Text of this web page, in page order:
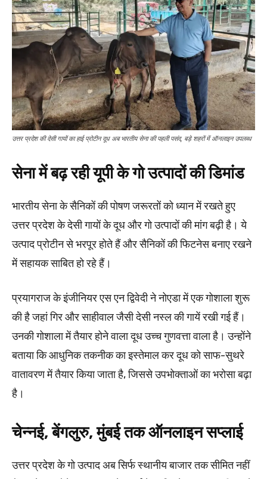
उत्तर प्रदेश की देसी गायों का हाई प्रोटीन दूध अब भारतीय सेना की पहली पसंद, बड़े शहरों में ऑनलाइन उपलब्ध
सेना में बढ़ रही यूपी के गो उत्पादों की डिमांड
भारतीय सेना के सैनिकों की पोषण जरूरतों को ध्यान में रखते हुए
उत्तर प्रदेश के देसी गायों के दूध और गो उत्पादों की मांग बढ़ी है। ये
उत्पाद प्रोटीन से भरपूर होते हैं और सैनिकों की फिटनेस बनाए रखने
में सहायक साबित हो रहे हैं।
प्रयागराज के इंजीनियर एस एन द्विवेदी ने नोएडा में एक गोशाला शुरू
की है जहां गिर और साहीवाल जैसी देसी नस्ल की गायें रखी गई हैं।
उनकी गोशाला में तैयार होने वाला दूध उच्च गुणवत्ता वाला है। उन्होंने
बताया कि आधुनिक तकनीक का इस्तेमाल कर दूध को साफ-सुथरे
वातावरण में तैयार किया जाता है, जिससे उपभोक्ताओं का भरोसा बढ़ा
है।
चेन्नई, बेंगलुरु, मुंबई तक ऑनलाइन सप्लाई
उत्तर प्रदेश के गो उत्पाद अब सिर्फ स्थानीय बाजार तक सीमित नहीं